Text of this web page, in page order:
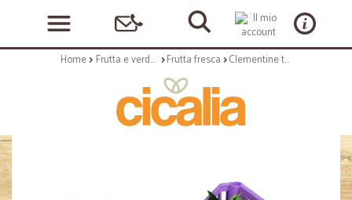
Home Frutta e verdura Frutta fresca Clementine tardive cal.1 cassetta da kg.6